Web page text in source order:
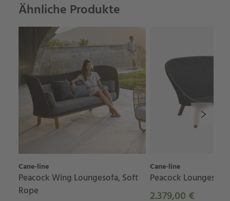
Ähnliche Produkte
Cane-line
Peacock Wing Loungesofa, Soft
Rope
Cane-line
Peacock
2.379,00 €